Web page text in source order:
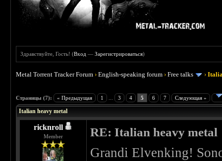
Здравствуйте, Гость! (Вход —Зарегистрироваться)
Metal Torrent Tracker Forum ›English-speaking forum ›Free talks ›
Страницы (7): « Предыдущая 1 3 4 5 6 7 Следующая »
Italian heavy metal
ricknroll
Member RE: Italian heavy metal
Grandi Elvenking!